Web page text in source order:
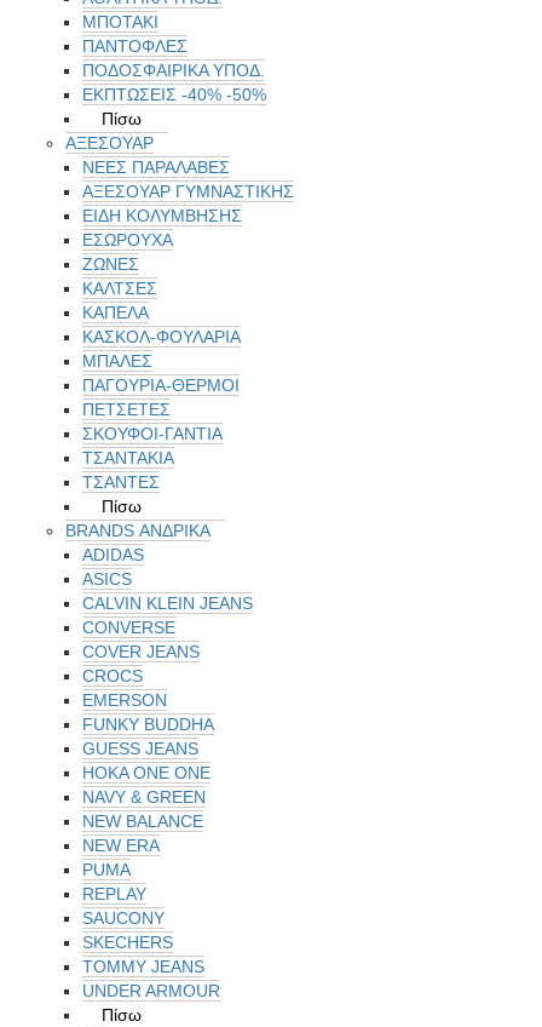
ΜΠΟΤΑΚΙ
ΠΑΝΤΟΦΛΕΣ
ΠΟΔΟΣΦΑΙΡΙΚΆ ΥΠΟΔ.
ΕΚΠΤΏΣΕΙΣ -40% -50%
Πίσω
ΑΞΕΣΟΥΑΡ
ΝΕΕΣ ΠΑΡΑΛΑΒΕΣ
ΑΞΕΣΟΥΑΡ ΓΥΜΝΑΣΤΙΚΗΣ
ΕΙΔΗ ΚΟΛΥΜΒΗΣΗΣ
ΕΣΩΡΟΥΧΑ
ΖΩΝΕΣ
ΚΑΛΤΣΕΣ
ΚΑΠΕΛΑ
ΚΑΣΚΟΛ-ΦΟΥΛΑΡΙΑ
ΜΠΑΛΕΣ
ΠΑΓΟΥΡΙΑ-ΘΕΡΜΟΙ
ΠΕΤΣΈΤΕΣ
ΣΚΟΥΦΟΙ-ΓΑΝΤΙΑ
ΤΣΑΝΤΑΚΙΑ
ΤΣΑΝΤΕΣ
Πίσω
BRANDS ΑΝΔΡΙΚΆ
ADIDAS
ASICS
CALVIN KLEIN JEANS
CONVERSE
COVER JEANS
CROCS
EMERSON
FUNKY BUDDHA
GUESS JEANS
HOKA ONE ONE
NAVY & GREEN
NEW BALANCE
NEW ERA
PUMA
REPLAY
SAUCONY
SKECHERS
TOMMY JEANS
UNDER ARMOUR
Πίσω